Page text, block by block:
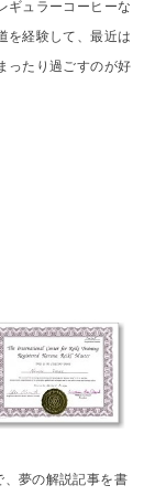
ギュラーコーヒーな
を経験して、最近は
ったり過ごすのが好
、夢の解説記事を書